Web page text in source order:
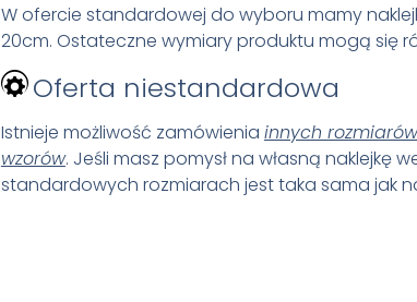
W ofercie standardowej do wyboru mamy
20cm. Ostateczne wymiary produktu mogą się
Oferta niestandardowa
Istnieje możliwość zamówienia innych rozmiarów
wzorów. Jeśli masz pomysł na własną naklejkę
standardowych rozmiarach jest taka sama jak